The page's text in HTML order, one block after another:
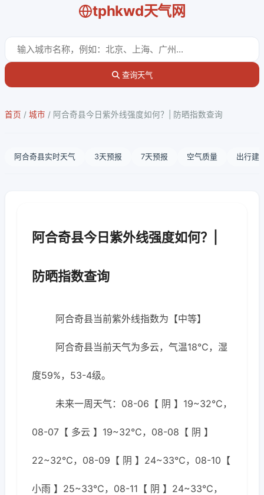
tphkwd天气网
查询天气
首页 / 城市 / 阿合奇县今日紫外线强度如何？| 防晒指数查询
阿合奇县实时天气 3天预报 7天预报 空气质量 出行建
阿合奇县今日紫外线强度如何？|
防晒指数查询
阿合奇县当前紫外线指数为【中等】
阿合奇县当前天气为多云，气温18℃，湿
度59%，53-4级。
未来一周天气：08-06【 阴 】19~32℃，
08-07【 多云 】19~32℃，08-08【 阴 】
22~32℃，08-09【 阴 】24~33℃，08-10【
小雨 】25~33℃，08-11【 阴 】24~33℃，